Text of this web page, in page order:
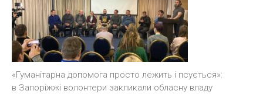
«Гуманітарна допомога просто лежить і псується»:
в Запоріжжі волонтери закликали обласну владу